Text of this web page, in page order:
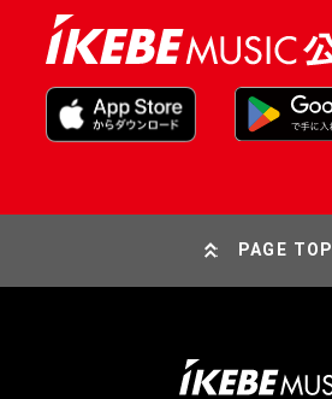
PAGE TOP